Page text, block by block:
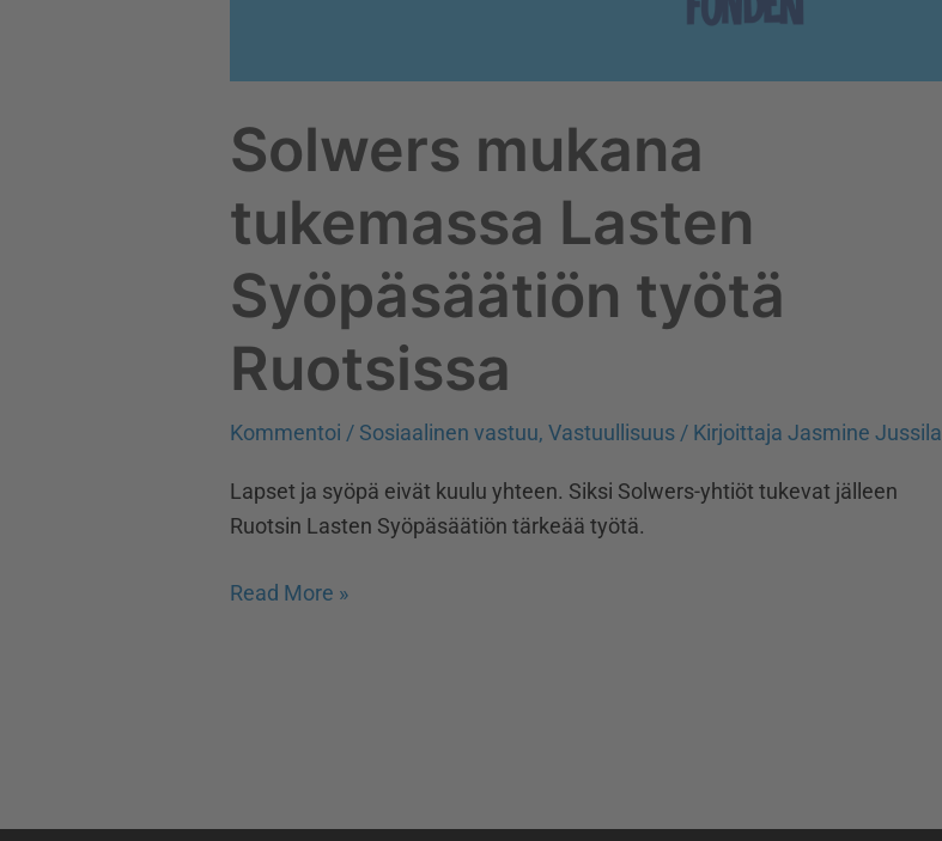
Solwers mukana
tukemassa Lasten
Syöpäsäätiön työtä
Ruotsissa
Kommentoi / Sosiaalinen vastuu,Vastuullisuus / KirjoittajaJasmine Jussila
Lapset ja syöpä eivät kuulu yhteen. Siksi Solwers-yhtiöt tukevat jälleen
Ruotsin Lasten Syöpäsäätiön tärkeää työtä.
Read More »